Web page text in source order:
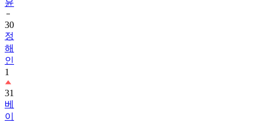
윤
30
정
해
인
1
31
베
이